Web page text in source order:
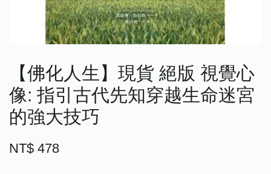
【佛化人生】現貨 絕版 視覺心
像: 指引古代先知穿越生命迷宮
的強大技巧
NT$ 478